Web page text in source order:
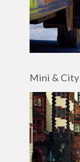
Mini & City